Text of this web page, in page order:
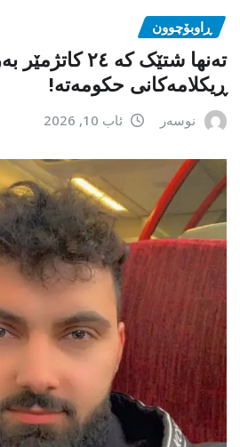
ڕاوبۆچوون
تەنها شتێک کە ٢٤
ڕیکلامەکانی حکومەتە!
نوسەر ئاب 10, 2026